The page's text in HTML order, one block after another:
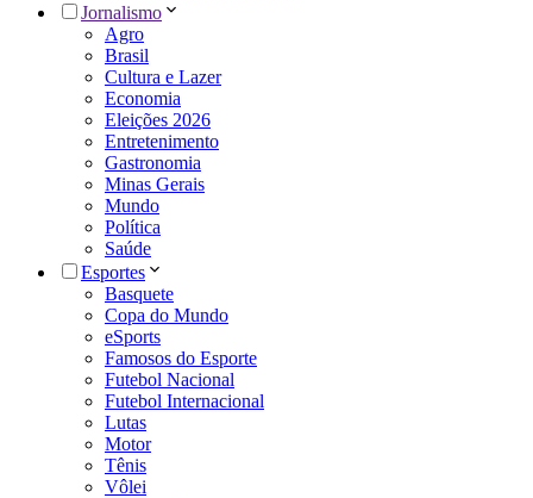
Jornalismo
Agro
Brasil
Cultura e Lazer
Economia
Eleições 2026
Entretenimento
Gastronomia
Minas Gerais
Mundo
Política
Saúde
Esportes
Basquete
Copa do Mundo
eSports
Famosos do Esporte
Futebol Nacional
Futebol Internacional
Lutas
Motor
Tênis
Vôlei